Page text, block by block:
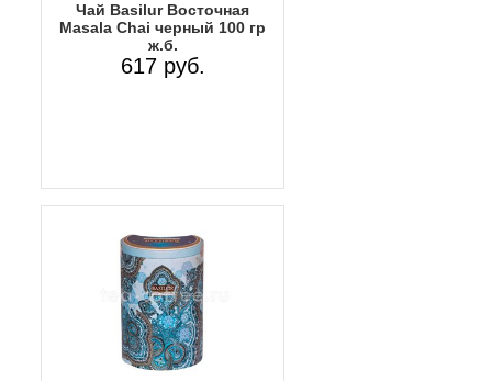
Чай Basilur Восточная
Masala Chai черный 100 гр
ж.б.
617 руб.